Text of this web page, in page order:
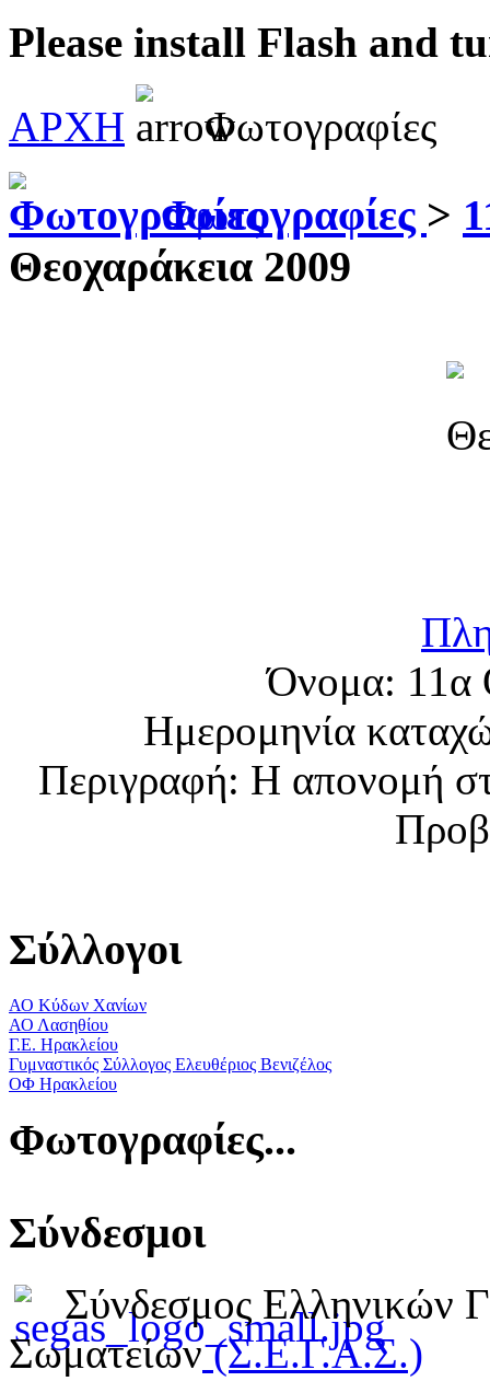
Please install Flash and
ΑΡΧΗ
Φωτογραφίες
Φωτογραφίες >
Θεοχαράκεια 2009
Όνομα: 11α
Ημερομηνία
Περιγραφή: Η απονομή
Σύλλογοι
ΑΟ Κύδων Χανίων
ΑΟ Λασηθίου
Γ.Ε. Ηρακλείου
Γυμναστικός Σύλλογος Ελευθέριος Βενιζέλος
ΟΦ Ηρακλείου
Φωτογραφίες...
Σύνδεσμοι
Σύνδεσμος Ελληνικών
Σωματείων (Σ.Ε.Γ.Α.Σ.)